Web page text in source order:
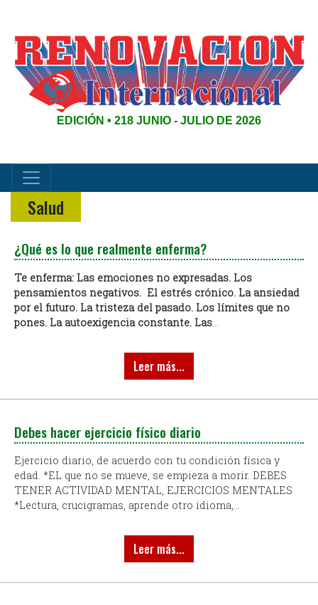
EDICIÓN • 218 JUNIO - JULIO DE 2026
Salud
¿Qué es lo que realmente enferma?
Te enferma: Las emociones no expresadas. Los
pensamientos negativos. El estrés crónico. La ansiedad
por el futuro. La tristeza del pasado. Los límites que no
pones. La autoexigencia constante. Las...
Leer más...
Debes hacer ejercicio físico diario
Ejercicio diario, de acuerdo con tu condición física y
edad. *EL que no se mueve, se empieza a morir. DEBES
TENER ACTIVIDAD MENTAL, EJERCICIOS MENTALES
*Lectura, crucigramas, aprende otro idioma,...
Leer más...